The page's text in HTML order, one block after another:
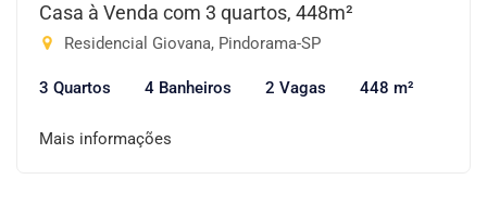
Casa à Venda com 3 quartos, 448m²
Residencial Giovana, Pindorama-SP
3 Quartos 4 Banheiros 2 Vagas 448 m²
Mais informações